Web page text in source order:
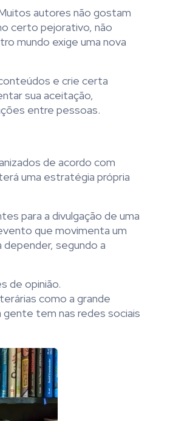
autores não gostam
certo pejorativo, não
mundo exige uma nova
e crie certa
sua aceitação,
entre pessoas.
de acordo com
uma estratégia própria
para a divulgação de uma
que movimenta um
segundo a
de opinião.
como a grande
gente tem nas redes sociais